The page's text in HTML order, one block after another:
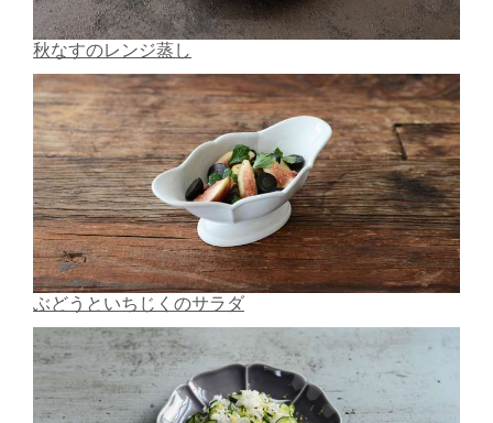
秋なすのレンジ蒸し
ぶどうといちじくのサラダ